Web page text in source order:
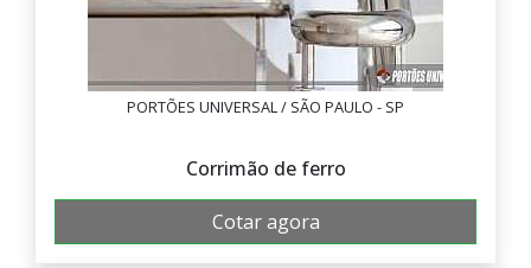
PORTÕES UNIVERSAL / SÃO PAULO - SP
Corrimão de ferro
Cotar agora